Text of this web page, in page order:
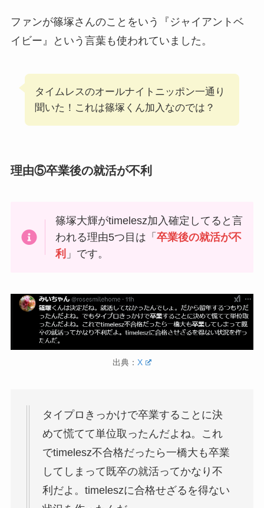
ファンが篠塚さんのことをいう『ジャイアントベ
イビー』という言葉も使われていました。
タイムレスのオールナイトニッポン一通り
聞いた！これは篠塚くん加入なのでは？
理由⑤卒業後の就活が不利
篠塚大輝がtimelesz加入確定してると言
われる理由5つ目は「卒業後の就活が不
利 」です。
出典：X
タイプロきっかけで卒業することに決
めて慌てて単位取ったんだよね。これ
でtimelesz不合格だったら一橋大も卒業
してしまって既卒の就活ってかなり不
利だよ。timeleszに合格せざるを得ない